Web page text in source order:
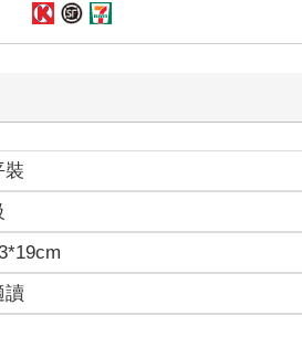
裝
讀